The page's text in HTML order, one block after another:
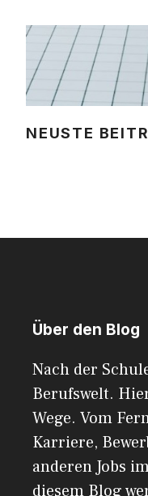
NEUSTE
Über den Blog
Nach der
Berufswelt.
Wege. Vom
Karriere,
anderen Jobs
diesem Blog